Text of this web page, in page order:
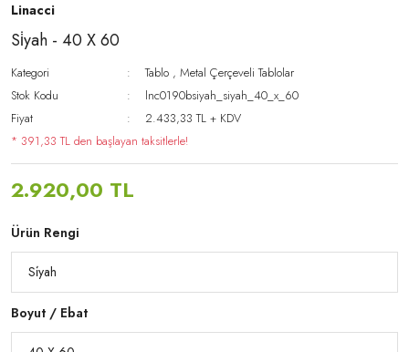
Linacci
Si̇yah - 40 X 60
Kategori Tablo ,Metal Çerçeveli Tablolar
Stok Kodu
lnc0190bsiyah_siyah_40_x_60
Fiyat
2.433,33 TL + KDV
* 391,33 TL den başlayan taksitlerle!
2.920,00 TL
Ürün Rengi
Boyut / Ebat